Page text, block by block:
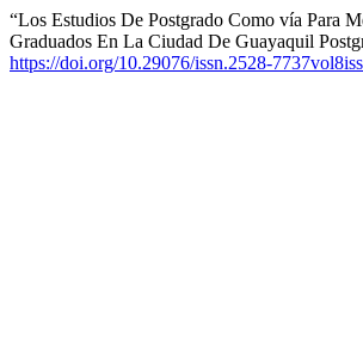
“Los Estudios De Postgrado Como vía Para
Graduados En La Ciudad De Guayaquil
https://doi.org/10.29076/issn.2528-